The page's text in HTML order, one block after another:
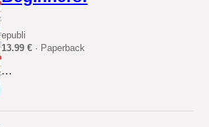
epubli
13.99 €· Paperback
...